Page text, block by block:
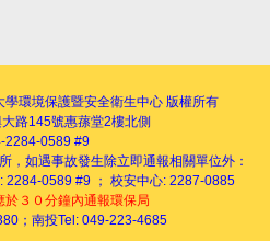
學環境保護暨安全衛生中心 版權所有
路145號惠蓀堂2樓北側
2284-0589 #9
，如遇事故發生除立即通報相關單位外：
2284-0589 #9 ； 校安中心: 2287-0885
於３０分鐘內通報環保局
；南投Tel: 049-223-4685